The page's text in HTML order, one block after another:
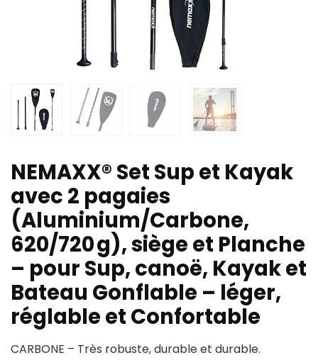
NEMAXX® Set Sup et Kayak
avec 2 pagaies
(Aluminium/Carbone,
620/720 g), siège et Planche
– pour Sup, canoë, Kayak et
Bateau Gonflable – léger,
réglable et Confortable
CARBONE – Très robuste, durable et durable.